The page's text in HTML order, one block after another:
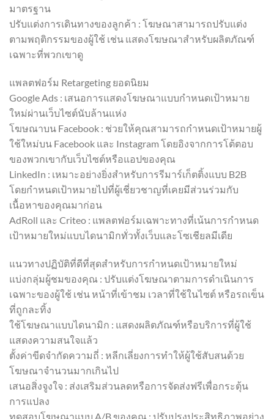
มาตรฐาน
ปรับแต่งการเดินทางของลูกค้า : โฆษณาสามารถปรับแต่ง
ตามพฤติกรรมของผู้ใช้ เช่น แสดงโฆษณาสำหรับผลิตภัณฑ์
เฉพาะที่พวกเขาดู
แพลตฟอร์ม Retargeting ยอดนิยม
Google Ads : เสนอการแสดงโฆษณาแบบกำหนดเป้าหมาย
ใหม่ผ่านเว็บไซต์นับล้านแห่ง
โฆษณาบน Facebook : ช่วยให้คุณสามารถกำหนดเป้าหมายผู้
ใช้ใหม่บน Facebook และ Instagram โดยอิงจากการโต้ตอบ
ของพวกเขากับเว็บไซต์หรือแอปของคุณ
LinkedIn : เหมาะอย่างยิ่งสำหรับการรีมาร์เก็ตติ้งแบบ B2B
โดยกำหนดเป้าหมายไปที่ผู้เชี่ยวชาญที่เคยมีส่วนร่วมกับ
เนื้อหาของคุณมาก่อน
AdRoll และ Criteo : แพลตฟอร์มเฉพาะทางที่เน้นการกำหนด
เป้าหมายใหม่แบบไดนามิกทั่วทั้งเว็บและโซเชียลมีเดีย
แนวทางปฏิบัติที่ดีที่สุดสำหรับการกำหนดเป้าหมายใหม่
แบ่งกลุ่มผู้ชมของคุณ : ปรับแต่งโฆษณาตามการดำเนินการ
เฉพาะของผู้ใช้ เช่น หน้าที่เข้าชม เวลาที่ใช้ในไซต์ หรือรถเข็น
ที่ถูกละทิ้ง
ใช้โฆษณาแบบไดนามิก : แสดงผลิตภัณฑ์หรือบริการที่ผู้ใช้
แสดงความสนใจแล้ว
ตั้งค่าขีดจำกัดความถี่ : หลีกเลี่ยงการทำให้ผู้ใช้สับสนด้วย
โฆษณาจำนวนมากเกินไป
เสนอสิ่งจูงใจ : ส่งเสริมส่วนลดหรือการจัดส่งฟรีเพื่อกระตุ้น
การแปลง
ทดสอบโฆษณาแบบ A/B ของคุณ : ปรับปรุงประสิทธิภาพอย่าง